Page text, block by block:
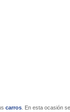
carros . En esta ocasión